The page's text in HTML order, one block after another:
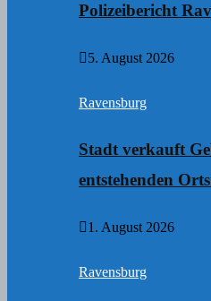
Polizeibericht
5. August 2026
Ravensburg
Stadt verkauft
entstehenden
1. August 2026
Ravensburg